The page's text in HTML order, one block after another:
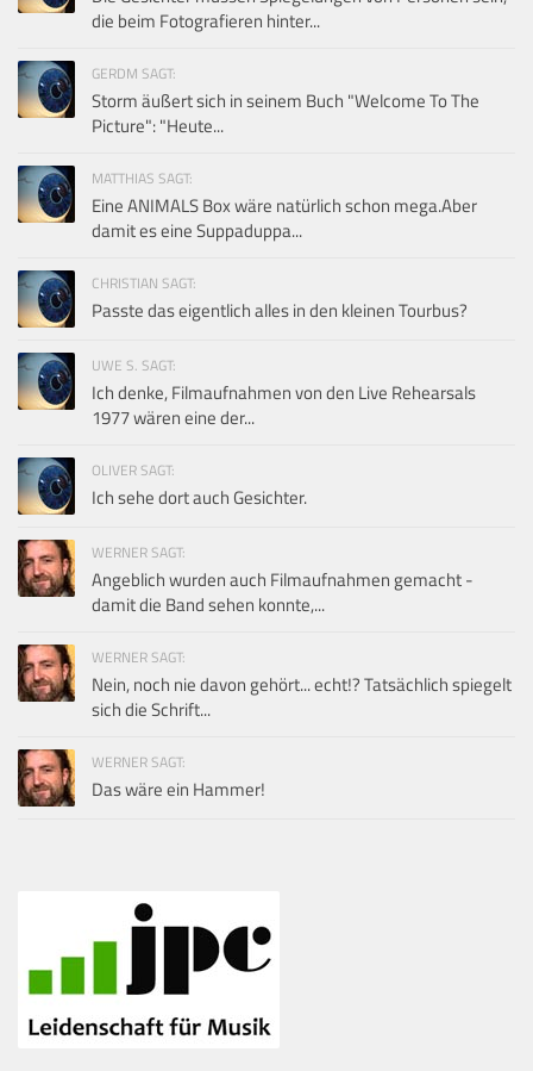
die beim Fotografieren hinter...
GERDM SAGT:
Storm äußert sich in seinem Buch "Welcome To The
Picture": "Heute...
MATTHIAS SAGT:
Eine ANIMALS Box wäre natürlich schon mega.Aber
damit es eine Suppaduppa...
CHRISTIAN SAGT:
Passte das eigentlich alles in den kleinen Tourbus?
UWE S. SAGT:
Ich denke, Filmaufnahmen von den Live Rehearsals
1977 wären eine der...
OLIVER SAGT:
Ich sehe dort auch Gesichter.
WERNER SAGT:
Angeblich wurden auch Filmaufnahmen gemacht -
damit die Band sehen konnte,...
WERNER SAGT:
Nein, noch nie davon gehört... echt!? Tatsächlich spiegelt
sich die Schrift...
WERNER SAGT:
Das wäre ein Hammer!